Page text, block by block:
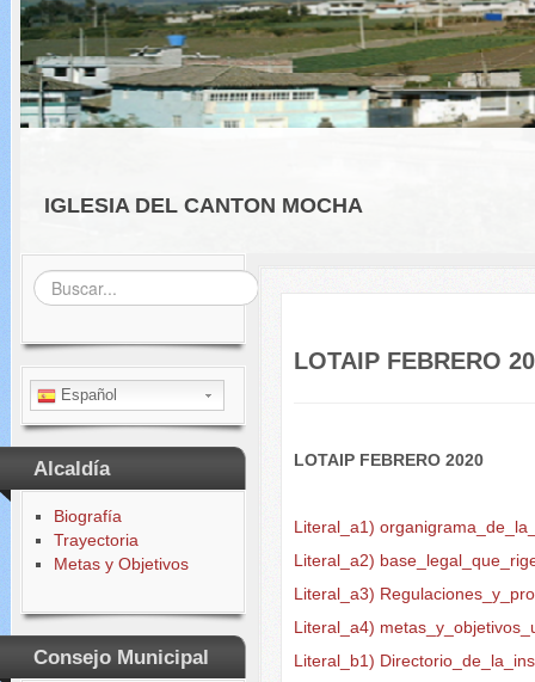
IGLESIA DEL CANTON MOCHA
Buscar...
Español
Alcaldía
Biografía
Trayectoria
Metas y Objetivos
Consejo Municipal
LOTAIP FEBRERO
LOTAIP FEBRERO 2020
Literal_a1)
Literal_a2)
Literal_a3)
Literal_a4)
Literal_b1)